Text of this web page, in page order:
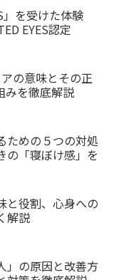
」を受けた体験
EYES認定
の意味とその正
みを徹底解説
ための５つの対処
「寝ぼけ感」を
と役割、心身への
解説
」の原因と改善方